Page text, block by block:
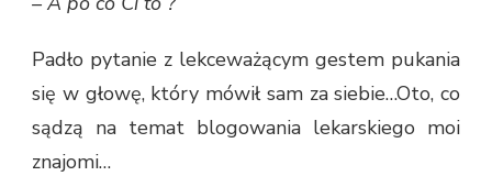
Padło pytanie z lekceważącym gestem pukania
się w głowę, który mówił sam za siebie…Oto, co
sądzą na temat blogowania lekarskiego moi
znajomi…